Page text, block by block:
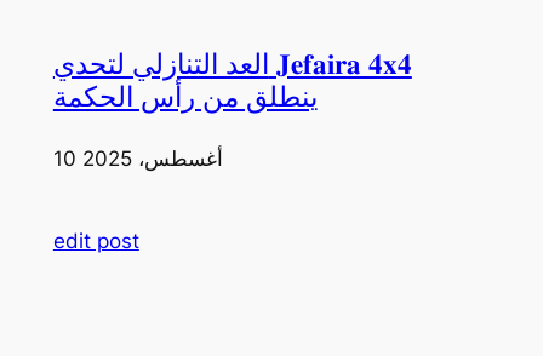
العد التنازلي لتحدي 𝐉𝐞𝐟𝐚𝐢𝐫𝐚 𝟒𝐱𝟒
ينطلق من رأس الحكمة
10 أغسطس، 2025
edit post